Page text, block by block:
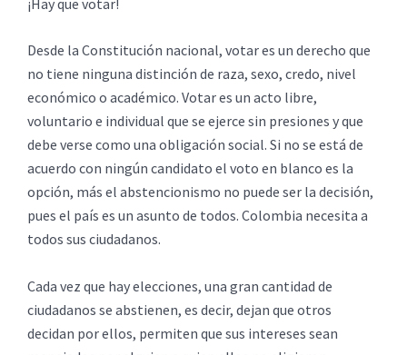
Desde la Constitución nacional, votar es un derecho que
no tiene ninguna distinción de raza, sexo, credo, nivel
económico o académico. Votar es un acto libre,
voluntario e individual que se ejerce sin presiones y que
debe verse como una obligación social. Si no se está de
acuerdo con ningún candidato el voto en blanco es la
opción, más el abstencionismo no puede ser la decisión,
pues el país es un asunto de todos. Colombia necesita a
todos sus ciudadanos.
Cada vez que hay elecciones, una gran cantidad de
ciudadanos se abstienen, es decir, dejan que otros
decidan por ellos, permiten que sus intereses sean